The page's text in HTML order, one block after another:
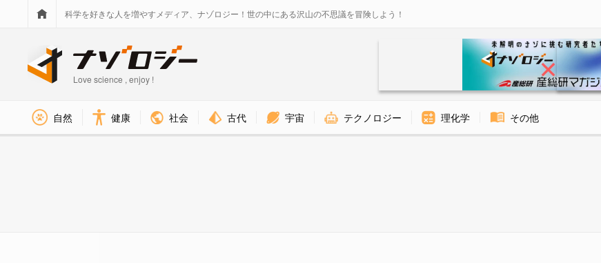
科学を好きな人を増やすメディア、ナゾロジー！世の中にある沢山の不思議を冒険しよう！
Love science , enjoy !
自然 健康 社会 古代 宇宙 テクノロジー 理化学 その他